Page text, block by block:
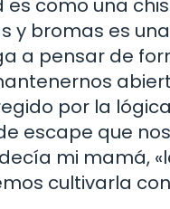
bromas es
a pensar de
por la
escape que
mi mamá,
cultivarla